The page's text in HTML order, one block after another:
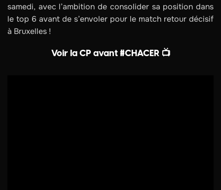
samedi, avec l’ambition de consolider sa position dans
le top 6 avant de s’envoler pour le match retour décisif
à Bruxelles !
Voir la CP avant #CHACER 📺